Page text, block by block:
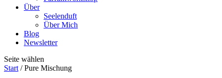
Über
Seelenduft
Über Mich
Blog
Newsletter
Seite wählen
Start / Pure Mischung